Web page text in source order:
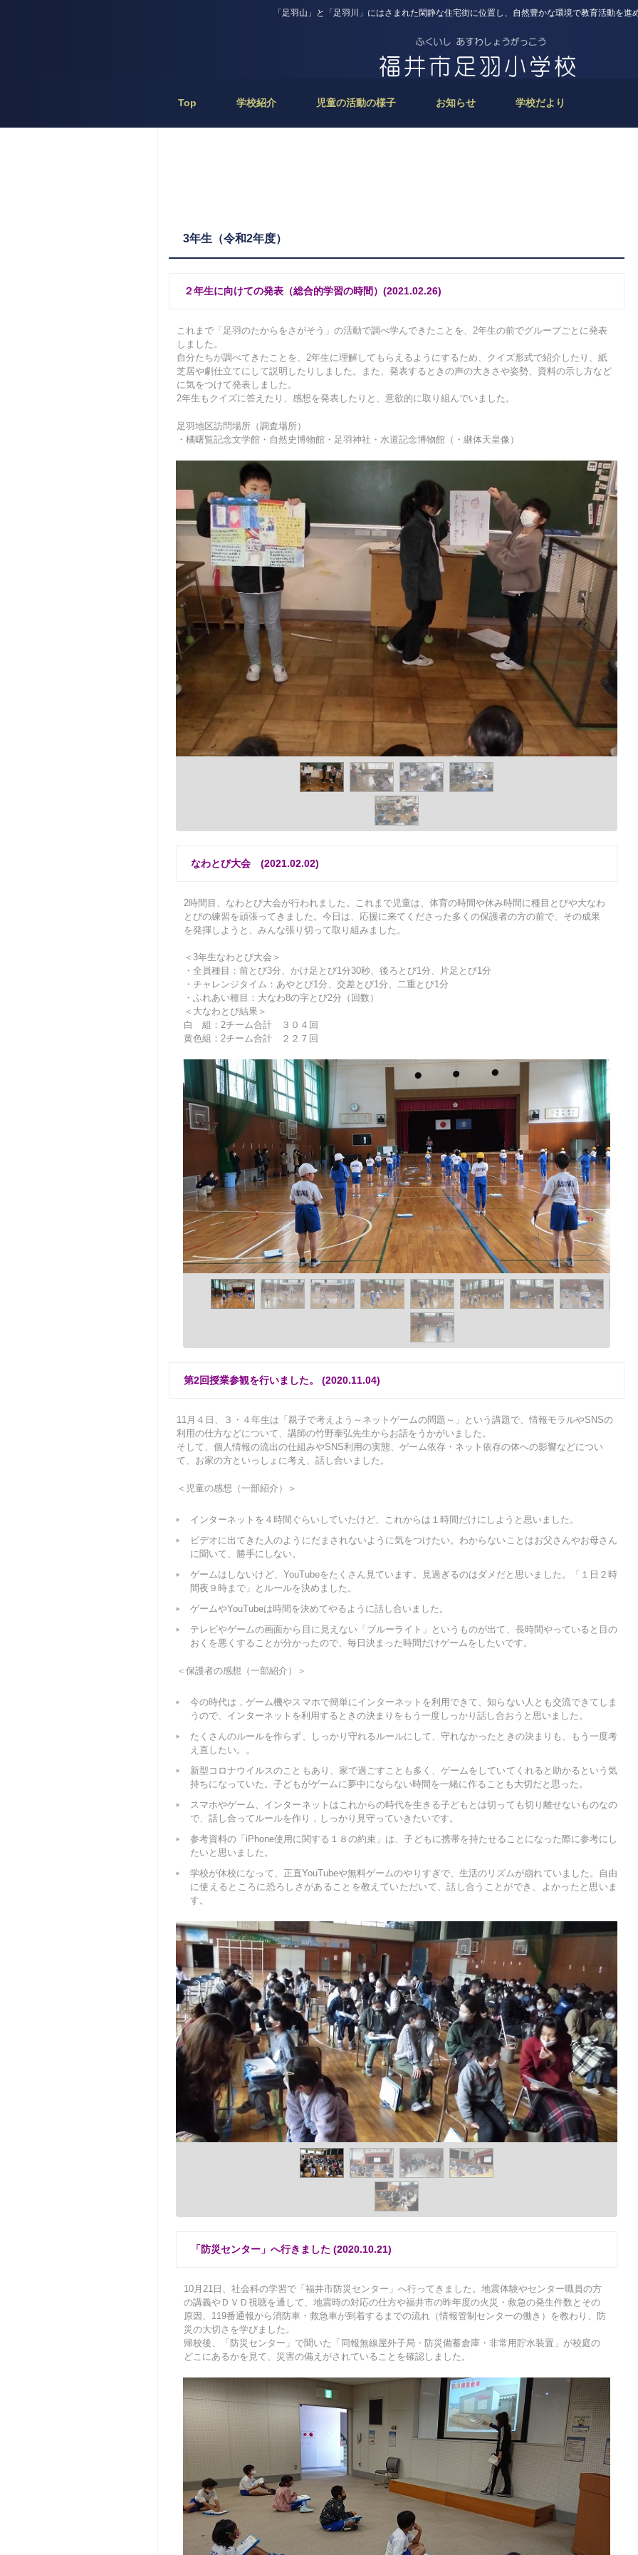
「足羽山」と「足羽川」にはさまれた閑静な住宅街に位置し、自然豊かな環境で教育活動を進
Top 学校紹介 児童の活動の様子 お知らせ 学校だより
3年生（令和2年度）
２年生に向けての発表（総合的学習の時間）(2021.02.26)
これまで「足羽のたからをさがそう」の活動で調べ学んできたことを、2年生の前でグループごとに発表
しました。
自分たちが調べてきたことを、2年生に理解してもらえるようにするため、クイズ形式で紹介したり、紙
芝居や劇仕立てにして説明したりしました。また、発表するときの声の大きさや姿勢、資料の示し方など
に気をつけて発表しました。
2年生もクイズに答えたり、感想を発表したりと、意欲的に取り組んでいました。
足羽地区訪問場所（調査場所）
・橘曙覧記念文学館・自然史博物館・足羽神社・水道記念博物館（・継体天皇像）
なわとび大会 (2021.02.02)
2時間目、なわとび大会が行われました。これまで児童は、体育の時間や休み時間に種目とびや大なわ
とびの練習を頑張ってきました。今日は、応援に来てくださった多くの保護者の方の前で、その成果
を発揮しようと、みんな張り切って取り組みました。
＜3年生なわとび大会＞
・全員種目：前とび3分、かけ足とび1分30秒、後ろとび1分、片足とび1分
・チャレンジタイム：あやとび1分、交差とび1分、二重とび1分
・ふれあい種目：大なわ8の字とび2分（回数）
＜大なわとび結果＞
白 組：2チーム合計 ３０４回
黄色組：2チーム合計 ２２７回
第2回授業参観を行いました。 (2020.11.04)
11月４日、３・４年生は「親子で考えよう～ネットゲームの問題～」という講題で、情報モラルやSNSの
利用の仕方などについて、講師の竹野泰弘先生からお話をうかがいました。
そして、個人情報の流出の仕組みやSNS利用の実態、ゲーム依存・ネット依存の体への影響などについ
て、お家の方といっしょに考え、話し合いました。
＜児童の感想（一部紹介）＞
インターネットを４時間ぐらいしていたけど、これからは１時間だけにしようと思いました。
ビデオに出てきた人のようにだまされないように気をつけたい。わからないことはお父さんやお母さん
に聞いて、勝手にしない。
ゲームはしないけど、YouTubeをたくさん見ています。見過ぎるのはダメだと思いました。「１日２時
間夜９時まで」とルールを決めました。
ゲームやYouTubeは時間を決めてやるように話し合いました。
テレビやゲームの画面から目に見えない「ブルーライト」というものが出て、長時間やっていると目の
おくを悪くすることが分かったので、毎日決まった時間だけゲームをしたいです。
＜保護者の感想（一部紹介）＞
今の時代は，ゲーム機やスマホで簡単にインターネットを利用できて、知らない人とも交流できてしま
うので、インターネットを利用するときの決まりをもう一度しっかり話し合おうと思いました。
たくさんのルールを作らず、しっかり守れるルールにして、守れなかったときの決まりも、もう一度考
え直したい。。
新型コロナウイルスのこともあり、家で過ごすことも多く、ゲームをしていてくれると助かるという気
持ちになっていた。子どもがゲームに夢中にならない時間を一緒に作ることも大切だと思った。
スマホやゲーム、インターネットはこれからの時代を生きる子どもとは切っても切り離せないものなの
で、話し合ってルールを作り，しっかり見守っていきたいです。
参考資料の「iPhone使用に関する１８の約束」は、子どもに携帯を持たせることになった際に参考にし
たいと思いました。
学校が休校になって、正直YouTubeや無料ゲームのやりすぎで、生活のリズムが崩れていました。自由
に使えるところに恐ろしさがあることを教えていただいて、話し合うことができ、よかったと思いま
す。
「防災センター」へ行きました (2020.10.21)
10月21日、社会科の学習で「福井市防災センター」へ行ってきました。地震体験やセンター職員の方
の講義やＤＶＤ視聴を通して、地震時の対応の仕方や福井市の昨年度の火災・救急の発生件数とその
原因、119番通報から消防車・救急車が到着するまでの流れ（情報管制センターの働き）を教わり、防
災の大切さを学びました。
帰校後、「防災センター」で聞いた「同報無線屋外子局・防災備蓄倉庫・非常用貯水装置」が校庭の
どこにあるかを見て、災害の備えがされていることを確認しました。